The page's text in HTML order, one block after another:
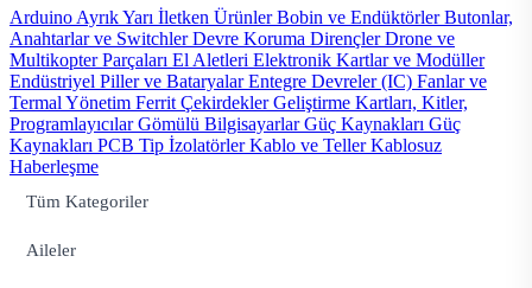
Arduino Ayrık Yarı İletken ÜrünlerBobin ve EndüktörlerButonlar,
Anahtarlar ve SwitchlerDevre Koruma DirençlerDrone ve
Multikopter Parçaları El Aletleri Elektronik Kartlar ve Modüller
Endüstriyel Piller ve BataryalarEntegre Devreler (IC) Fanlar ve
Termal Yönetim Ferrit ÇekirdeklerGeliştirme Kartları, Kitler,
ProgramlayıcılarGömülü BilgisayarlarGüç Kaynakları Güç
Kaynakları PCB Tip İzolatörlerKablo ve TellerKablosuz
Haberleşme
Tüm Kategoriler
Aileler